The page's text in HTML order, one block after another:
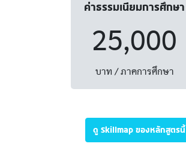
ค่าธรรมเนียมการศึกษา
25,000
บาท / ภาคการศึกษา
ดู Skillmap ของหลักสูตรนี้